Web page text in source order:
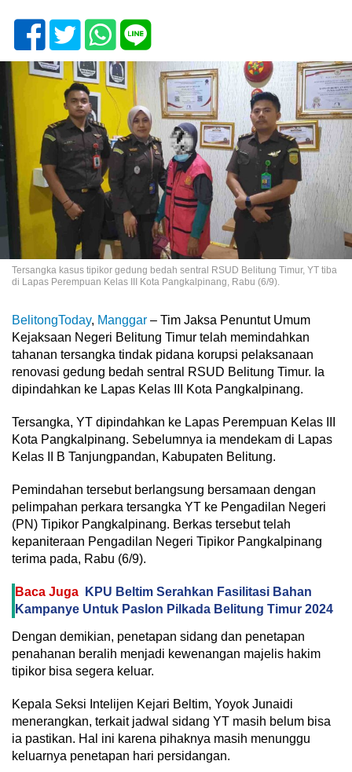
Tersangka kasus tipikor gedung bedah sentral RSUD Belitung Timur, YT tiba
di Lapas Perempuan Kelas III Kota Pangkalpinang, Rabu (6/9).
BelitongToday, Manggar – Tim Jaksa Penuntut Umum
Kejaksaan Negeri Belitung Timur telah memindahkan
tahanan tersangka tindak pidana korupsi pelaksanaan
renovasi gedung bedah sentral RSUD Belitung Timur. Ia
dipindahkan ke Lapas Kelas III Kota Pangkalpinang.
Tersangka, YT dipindahkan ke Lapas Perempuan Kelas III
Kota Pangkalpinang. Sebelumnya ia mendekam di Lapas
Kelas II B Tanjungpandan, Kabupaten Belitung.
Pemindahan tersebut berlangsung bersamaan dengan
pelimpahan perkara tersangka YT ke Pengadilan Negeri
(PN) Tipikor Pangkalpinang. Berkas tersebut telah
kepaniteraan Pengadilan Negeri Tipikor Pangkalpinang
terima pada, Rabu (6/9).
Baca Juga
KPU Beltim Serahkan Fasilitasi Bahan
Kampanye Untuk Paslon Pilkada Belitung Timur 2024
Dengan demikian, penetapan sidang dan penetapan
penahanan beralih menjadi kewenangan majelis hakim
tipikor bisa segera keluar.
Kepala Seksi Intelijen Kejari Beltim, Yoyok Junaidi
menerangkan, terkait jadwal sidang YT masih belum bisa
ia pastikan. Hal ini karena pihaknya masih menunggu
keluarnya penetapan hari persidangan.